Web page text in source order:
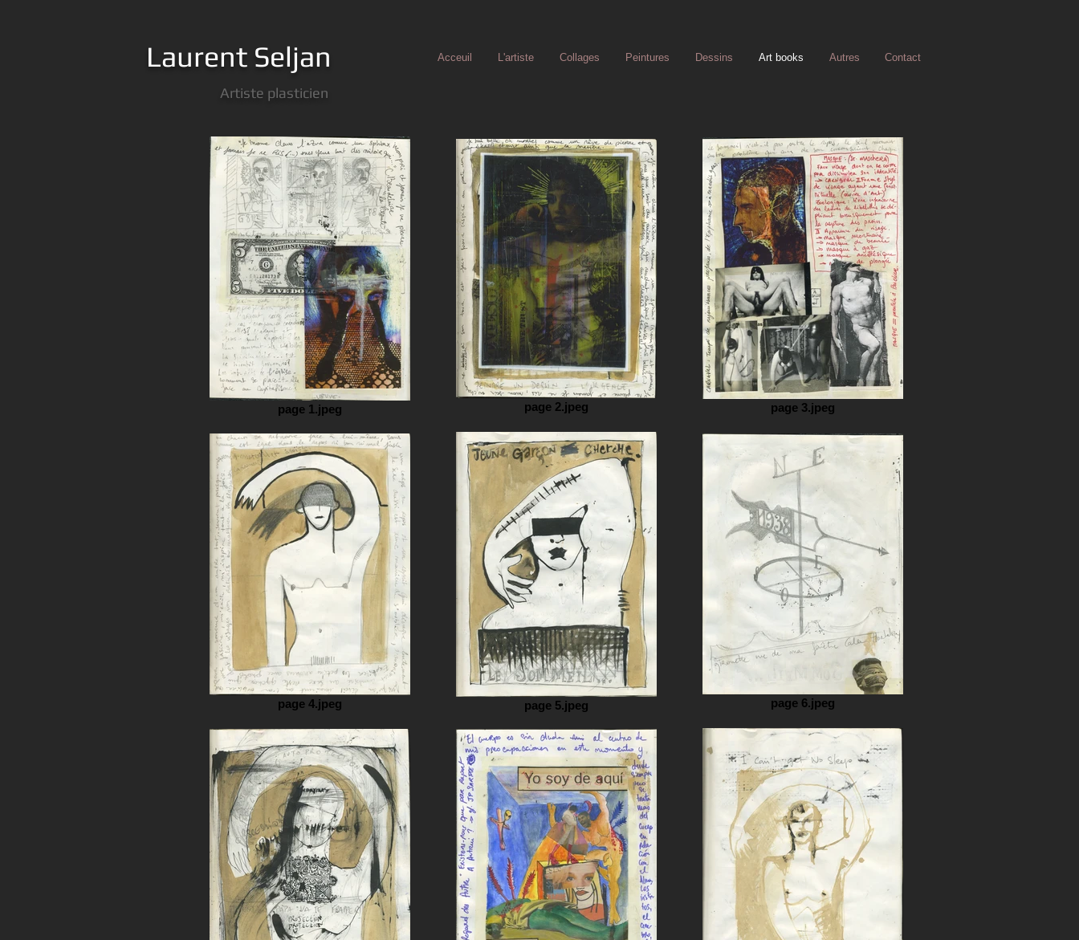
Laurent Seljan
Artiste plasticien
Acceuil L'artiste Collages Peintures Dessins Art books Autres Contact
page 1.jpeg page 2.jpeg page 3.jpeg
page 4.jpeg page 5.jpeg page 6.jpeg